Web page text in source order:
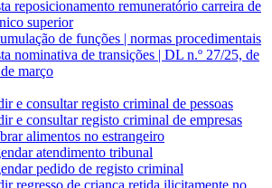
reposicionamento remuneratório carreira de
superior
de funções | normas procedimentais
nominativa de transições | DL n.º 27/25, de
março
e consultar registo criminal de pessoas
e consultar registo criminal de empresas
alimentos no estrangeiro
atendimento tribunal
pedido de registo criminal
regresso de criança retida ilicitamente no